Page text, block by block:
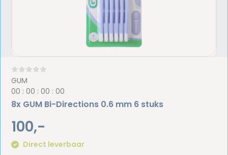
GUM
00 :00 :00 :00
8x GUM Bi-Directions 0.6 mm 6 stuks
100,-
Direct leverbaar